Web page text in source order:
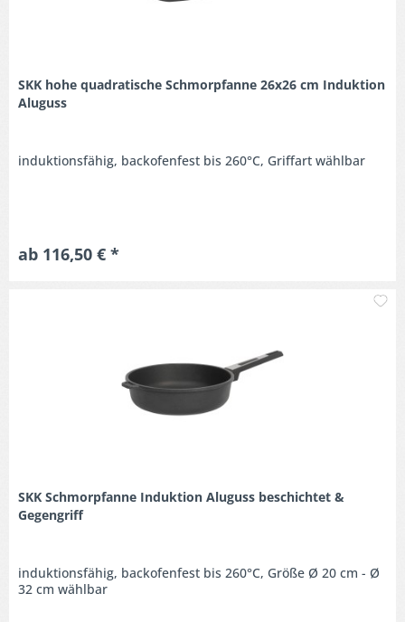
SKK hohe quadratische Schmorpfanne 26x26 cm Induktion
Aluguss
induktionsfähig, backofenfest bis 260°C, Griffart wählbar
ab 116,50 € *
SKK Schmorpfanne Induktion Aluguss beschichtet &
Gegengriff
induktionsfähig, backofenfest bis 260°C, Größe Ø 20 cm - Ø
32 cm wählbar